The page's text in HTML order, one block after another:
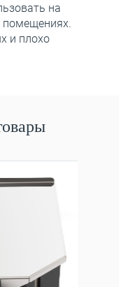
на
помещениях.
и плохо